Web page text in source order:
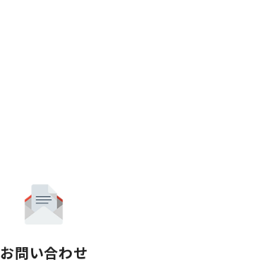
お問い合わせ